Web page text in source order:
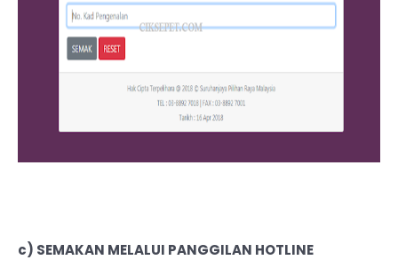
c) SEMAKAN MELALUI PANGGILAN HOTLINE